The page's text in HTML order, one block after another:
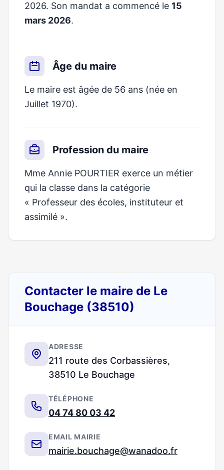
2026. Son mandat a commencé le 15
mars 2026.
Âge du maire
Le maire est âgée de 56 ans (née en
Juillet 1970).
Profession du maire
Mme Annie POURTIER exerce un métier
qui la classe dans la catégorie
« Professeur des écoles, instituteur et
assimilé ».
Contacter le maire de Le
Bouchage (38510)
ADRESSE
211 route des Corbassières,
38510 Le Bouchage
TÉLÉPHONE
04 74 80 03 42
EMAIL MAIRIE
mairie.bouchage@wanadoo.fr